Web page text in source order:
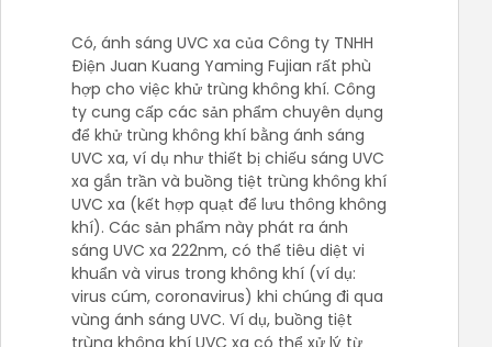
Có, ánh sáng UVC xa của Công ty TNHH
Điện Juan Kuang Yaming Fujian rất phù
hợp cho việc khử trùng không khí. Công
ty cung cấp các sản phẩm chuyên dụng
để khử trùng không khí bằng ánh sáng
UVC xa, ví dụ như thiết bị chiếu sáng UVC
xa gắn trần và buồng tiệt trùng không khí
UVC xa (kết hợp quạt để lưu thông không
khí). Các sản phẩm này phát ra ánh
sáng UVC xa 222nm, có thể tiêu diệt vi
khuẩn và virus trong không khí (ví dụ:
virus cúm, coronavirus) khi chúng đi qua
vùng ánh sáng UVC. Ví dụ, buồng tiệt